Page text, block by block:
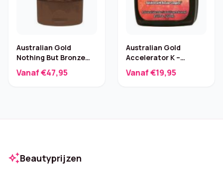
Australian Gold
Nothing But Bronze
Zelfbruiner – Kokos
Vanaf €47,95
Australian Gold
Accelerator K –
Zonnebankcrème 250
ml
Vanaf €19,95
auto_awesomeBeautyprijzen